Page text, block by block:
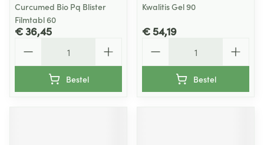
Curcumed Bio Pq Blister
Filmtabl 60
€ 36,45
Bestel
Kwalitis Gel 90
€ 54,19
Bestel